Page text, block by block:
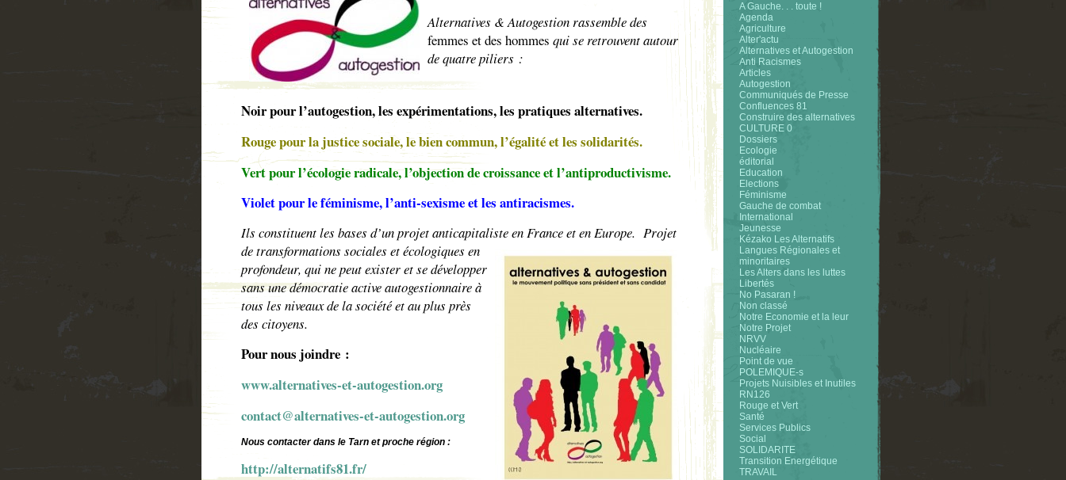
Alternatives & Autogestion rassemble des
femmes et des hommes qui se retrouvent autour
de quatre piliers :
Noir pour l’autogestion, les expérimentations, les pratiques alternatives.
Rouge pour la justice sociale, le bien commun, l’égalité et les solidarités.
Vert pour l’écologie radicale, l’objection de croissance et l’antiproductivisme.
Violet pour le féminisme, l’anti-sexisme et les antiracismes.
Ils constituent les bases d’un projet anticapitaliste en France et en Europe. Projet
de transformations sociales et écologiques en
profondeur, qui ne peut exister et se développer
sans une démocratie active autogestionnaire à
tous les niveaux de la société et au plus près
des citoyens.
Pour nous joindre :
www.alternatives-et-autogestion.org
contact@alternatives-et-autogestion.org
Nous contacter dans le Tarn et proche région :
http://alternatifs81.fr/
A Gauche. . . toute !
Agenda
Agriculture
Alter'actu
Alternatives et Autogestion
Anti Racismes
Articles
Autogestion
Communiqués de Presse
Confluences 81
Construire des alternatives
CULTURE 0
Dossiers
Ecologie
éditorial
Education
Elections
Féminisme
Gauche de combat
International
Jeunesse
Kézako Les Alternatifs
Langues Régionales et
minoritaires
Les Alters dans les luttes
Libertés
No Pasaran !
Non classé
Notre Economie et la leur
Notre Projet
NRVV
Nucléaire
Point de vue
POLEMIQUE-s
Projets Nuisibles et Inutiles
RN126
Rouge et Vert
Santé
Services Publics
Social
SOLIDARITE
Transition Energétique
TRAVAIL